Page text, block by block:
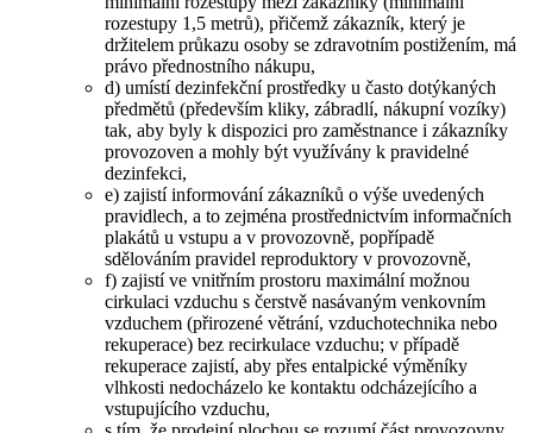
rozestupy 1,5 metrů), přičemž zákazník, který je
držitelem průkazu osoby se zdravotním postižením, má
právo přednostního nákupu,
d) umístí dezinfekční prostředky u často dotýkaných
předmětů (především kliky, zábradlí, nákupní vozíky)
tak, aby byly k dispozici pro zaměstnance i zákazníky
provozoven a mohly být využívány k pravidelné
dezinfekci,
e) zajistí informování zákazníků o výše uvedených
pravidlech, a to zejména prostřednictvím informačních
plakátů u vstupu a v provozovně, popřípadě
sdělováním pravidel reproduktory v provozovně,
f) zajistí ve vnitřním prostoru maximální možnou
cirkulaci vzduchu s čerstvě nasávaným venkovním
vzduchem (přirozené větrání, vzduchotechnika nebo
rekuperace) bez recirkulace vzduchu; v případě
rekuperace zajistí, aby přes entalpické výměníky
vlhkosti nedocházelo ke kontaktu odcházejícího a
vstupujícího vzduchu,